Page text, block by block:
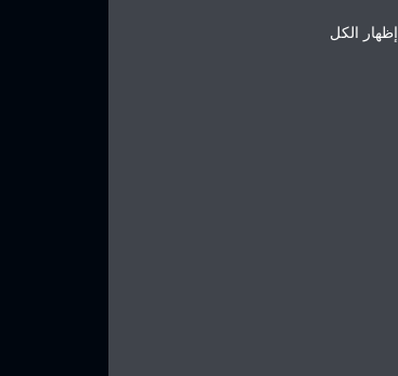
إظهار الكل